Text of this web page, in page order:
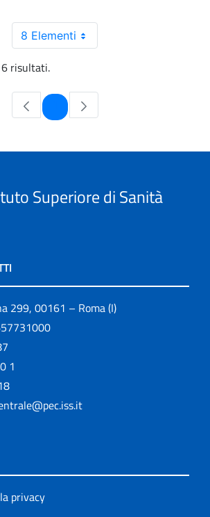
8 Elementi
risultati.
Pagina
Superiore di Sanità
299, 00161 – Roma (I)
1
privacy